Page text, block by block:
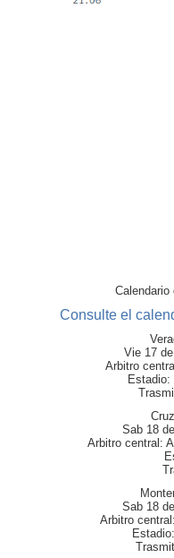
Calendario
Consulte el
Vie 17
Arbitro
Sab 18
Arbitro central:
Sab 18
Arbitro